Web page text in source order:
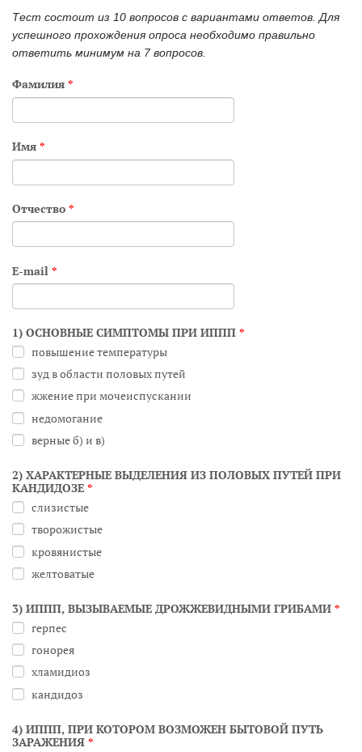
Тест состоит из 10 вопросов с вариантами ответов. Для
успешного прохождения опроса необходимо правильно
ответить минимум на 7 вопросов.
Фамилия*
Имя*
Отчество*
E-mail*
1) ОСНОВНЫЕ СИМПТОМЫ ПРИ ИППП*
повышение температуры
зуд в области половых путей
жжение при мочеиспускании
недомогание
верные б) и в)
2) ХАРАКТЕРНЫЕ ВЫДЕЛЕНИЯ ИЗ ПОЛОВЫХ ПУТЕЙ ПРИ
КАНДИДОЗЕ*
слизистые
творожистые
кровянистые
желтоватые
3) ИППП, ВЫЗЫВАЕМЫЕ ДРОЖЖЕВИДНЫМИ ГРИБАМИ*
герпес
гонорея
хламидиоз
кандидоз
4) ИППП, ПРИ КОТОРОМ ВОЗМОЖЕН БЫТОВОЙ ПУТЬ
ЗАРАЖЕНИЯ*